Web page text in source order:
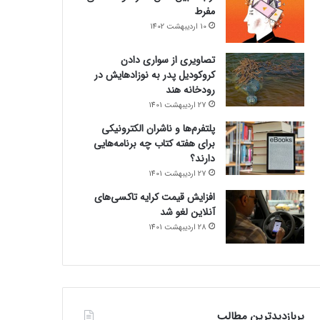
مفرط
10 اردیبهشت 1402
تصاویری از سواری دادن
کروکودیل پدر به نوزادهایش در
رودخانه هند
27 اردیبهشت 1401
پلتفرم‌ها و ناشران الکترونیکی
برای هفته کتاب چه برنامه‌هایی
دارند؟
27 اردیبهشت 1401
افزایش قیمت کرایه تاکسی‌های
آنلاین لغو شد
28 اردیبهشت 1401
پربازدیدترین مطالب